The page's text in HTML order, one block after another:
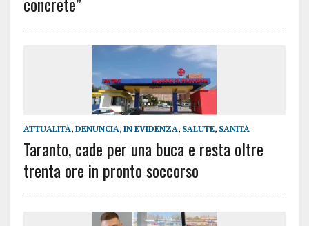
ATTUALITÀ, DENUNCIA, IN EVIDENZA, SALUTE, SANITÀ
Taranto, cade per una buca e resta oltre
trenta ore in pronto soccorso